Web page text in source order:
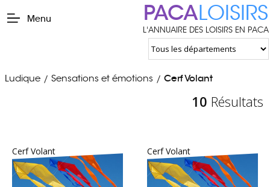
Menu PACALOISIRS
L'ANNUAIRE DES LOISIRS EN PACA
Ludique / Sensations et émotions / Cerf Volant
10 Résultats
Cerf Volant Cerf Volant